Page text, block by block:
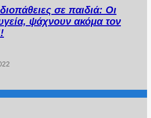
σε παιδιά: Οι
ψάχνουν ακόμα τον